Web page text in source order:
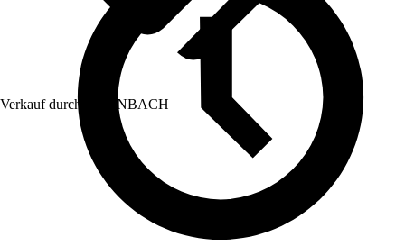
Verkauf durch: HORNBACH